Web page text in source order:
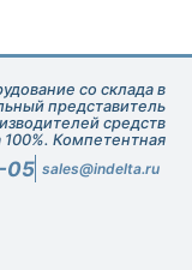
со склада в
представитель
средств
Компетентная
оборудования.
05 sales@indelta.ru